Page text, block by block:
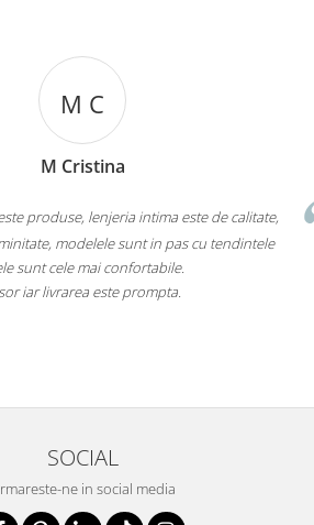
M C
M Cristina
produse, lenjeria intima este de calitate,
modelele sunt in pas cu tendintele
sunt cele mai confortabile.
iar livrarea este prompta.
SOCIAL
ne in social media